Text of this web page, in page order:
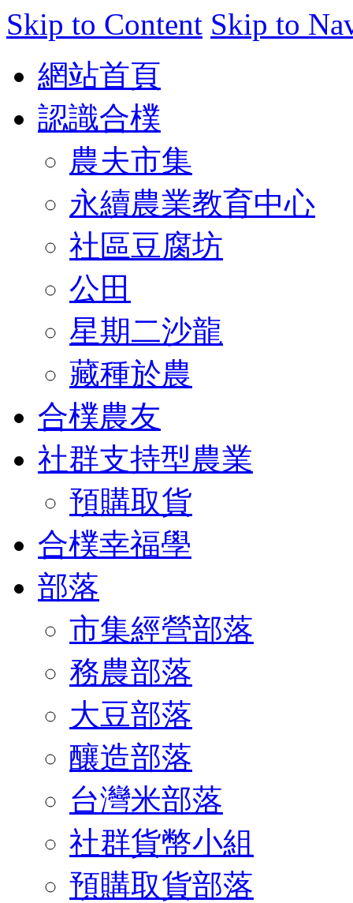
Skip to Content Skip to
網站首頁
認識合樸
農夫市集
永續農業教育中心
社區豆腐坊
公田
星期二沙龍
藏種於農
合樸農友
社群支持型農業
預購取貨
合樸幸福學
部落
市集經營部落
務農部落
大豆部落
釀造部落
台灣米部落
社群貨幣小組
預購取貨部落